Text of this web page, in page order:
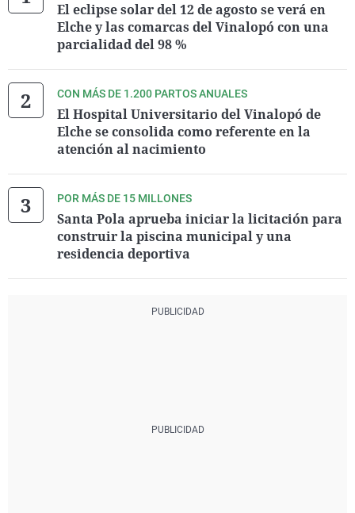
El eclipse solar del 12 de agosto se verá en
Elche y las comarcas del Vinalopó con una
parcialidad del 98 %
CON MÁS DE 1.200 PARTOS ANUALES
El Hospital Universitario del Vinalopó de
Elche se consolida como referente en la
atención al nacimiento
POR MÁS DE 15 MILLONES
Santa Pola aprueba iniciar la licitación para
construir la piscina municipal y una
residencia deportiva